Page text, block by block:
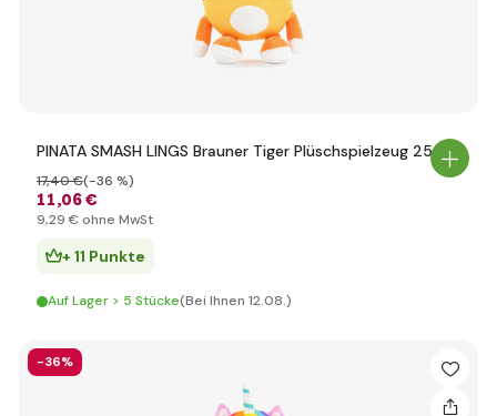
PINATA SMASH LINGS Brauner Tiger Plüschspielzeug 25cm
11,06 €
17,40 €(-36 %)
9,29 € ohne MwSt
+ 11 Punkte
Auf Lager > 5 Stücke(Bei Ihnen 12.08.)
-36%